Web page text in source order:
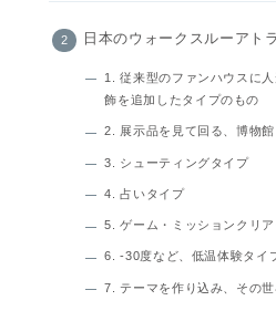
日本のウォークスルーアト
1. 従来型のファンハウスに
飾を追加したタイプのもの
2. 展示品を見て回る、博物
3. シューティングタイプ
4. 占いタイプ
5. ゲーム・ミッションクリ
6. ‐30度など、低温体験タイ
7. テーマを作り込み、その